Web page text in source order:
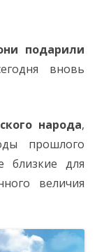
подарили
вновь
народа,
прошлого
близкие для
величия